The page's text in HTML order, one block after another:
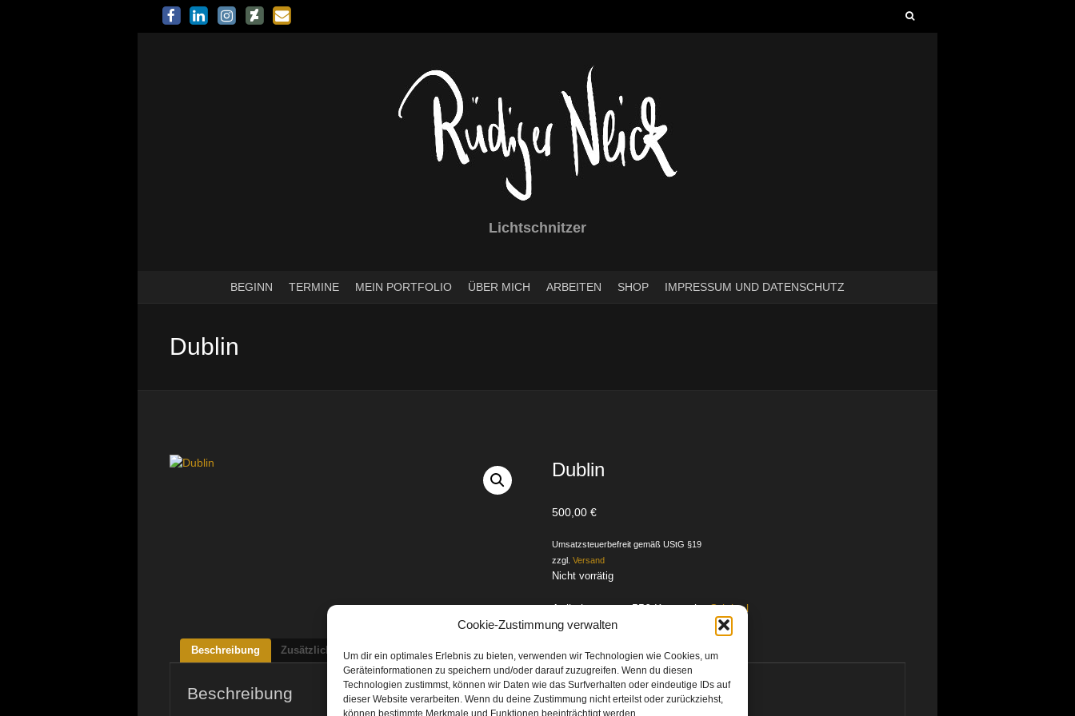
Cookie-Zustimmung verwalten
Um dir ein optimales Erlebnis zu bieten, verwenden wir Technologien wie Cookies, um
Geräteinformationen zu speichern und/oder darauf zuzugreifen. Wenn du diesen
Technologien zustimmst, können wir Daten wie das Surfverhalten oder eindeutige IDs auf
dieser Website verarbeiten. Wenn du deine Zustimmung nicht erteilst oder zurückziehst,
können bestimmte Merkmale und Funktionen beeinträchtigt werden.
Lichtschnitzer
BEGINN TERMINE MEIN PORTFOLIO ÜBER MICH ARBEITEN SHOP IMPRESSUM UND DATENSCHUTZ
Dublin
Dublin
500,00€
Umsatzsteuerbefreit gemäß UStG §19
zzgl.Versand
Nicht vorrätig
Artikelnummer:556 Kategorie:Original
Beschreibung Zusätzliche Information
Beschreibung